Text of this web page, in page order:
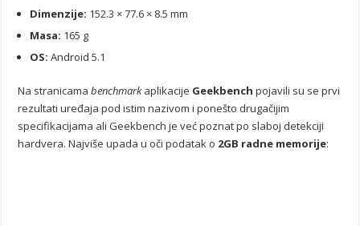
Dimenzije: 152.3 × 77.6 × 8.5 mm
Masa: 165 g
OS:Android 5.1
Na stranicamabenchmarkaplikacije Geekbench pojavili su se prvi
rezultati uređaja pod istim nazivom i ponešto drugačijim
specifikacijama ali Geekbench je već poznat po slaboj detekciji
hardvera. Najviše upada u oči podatak o 2GB radne memorije: